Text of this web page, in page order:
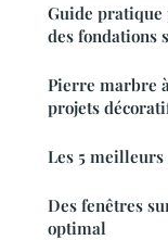
Guide pratique
des fondations
Pierre marbre
projets
Les 5
Des fenêtres
optimal